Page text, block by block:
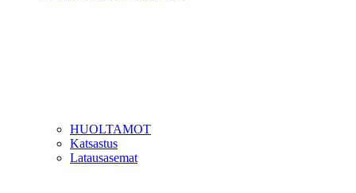
HUOLTAMOT
Katsastus
Latausasemat